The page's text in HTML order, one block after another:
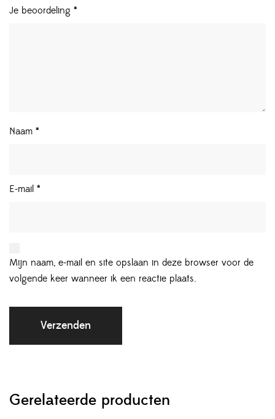
Je beoordeling *
Naam *
E-mail *
Mijn naam, e-mail en site opslaan in deze browser voor de
volgende keer wanneer ik een reactie plaats.
Gerelateerde producten